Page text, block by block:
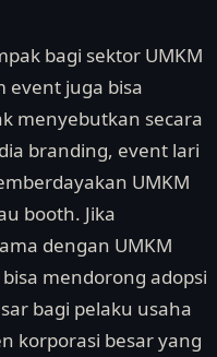
bagi sektor UMKM
event juga bisa
menyebutkan secara
branding, event lari
UMKM
booth. Jika
dengan UMKM
mendorong adopsi
bagi pelaku usaha
korporasi besar yang